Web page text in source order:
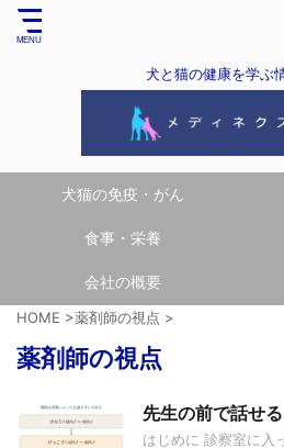
犬と猫の健康を学ぶ
犬猫の免疫・がん
食事・栄養
会社の概要
HOME >薬剤師の視点 >
薬剤師の視点
先生の前で話せ
はじめに 診察室に入